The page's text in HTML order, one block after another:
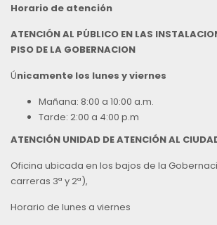
Horario de atención
ATENCIÓN AL PÚBLICO EN LAS
PISO DE LA GOBERNACION
Únicamente los lunes y viernes
Mañana: 8:00 a 10:00 a.m.
Tarde: 2:00 a 4:00 p.m
ATENCIÓN UNIDAD DE ATENCIÓN AL
Oficina ubicada en los bajos de la
carreras 3ª y 2ª),
Horario de lunes a viernes